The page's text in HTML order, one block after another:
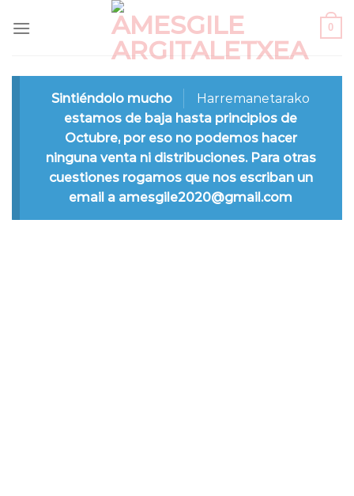
0
Harremanetarako
Sintiéndolo mucho
estamos de baja hasta principios de
Octubre, por eso no podemos hacer
ninguna venta ni distribuciones. Para otras
cuestiones rogamos que nos escriban un
email a amesgile2020@gmail.com